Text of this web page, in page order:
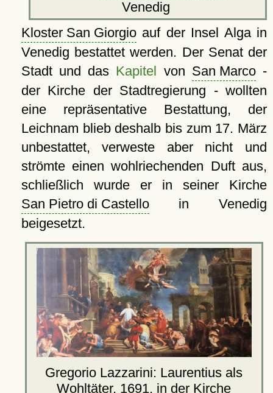
Venedig
Kloster San Giorgioauf der Insel Alga in
Venedig bestattet werden. Der Senat der
Stadt und das Kapitel von San Marco-
der Kirche der Stadtregierung - wollten
eine repräsentative Bestattung, der
Leichnam blieb deshalb bis zum 17. März
unbestattet, verweste aber nicht und
strömte einen wohlriechenden Duft aus,
schließlich wurde er in seiner Kirche
San Pietro di Castelloin Venedig
beigesetzt.
Gregorio Lazzarini: Laurentius als
Wohltäter, 1691, in der Kirche